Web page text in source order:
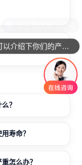
？
寿命？
怎么办？
现在有优惠活动吗